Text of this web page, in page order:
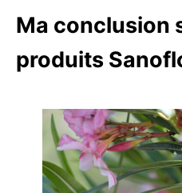
Ma conclusion
produits